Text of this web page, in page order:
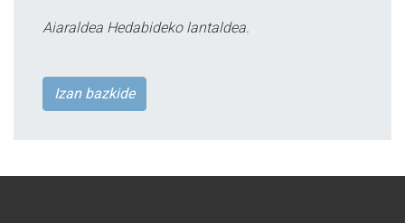
Aiaraldea Hedabideko lantaldea.
Izan bazkide